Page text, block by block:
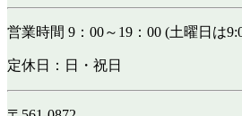
営業時間 9：00～19：00 (土曜日は
定休日：日・祝日